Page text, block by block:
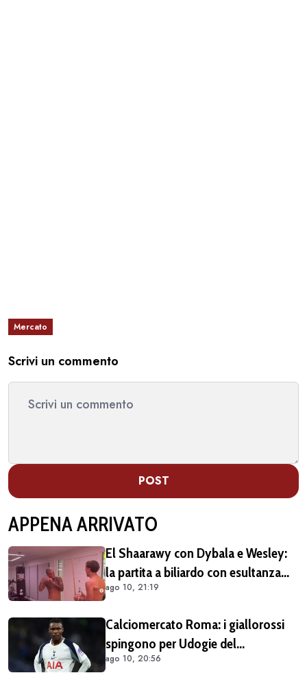
Mercato
Scrivi un commento
POST
APPENA ARRIVATO
El Shaarawy con Dybala e Wesley:
la partita a biliardo con esultanza
della Joya (VIDEO)
ago 10, 21:19
Calciomercato Roma: i giallorossi
spingono per Udogie del
Tottenham. Dipende tutto dalla
ago 10, 20:56